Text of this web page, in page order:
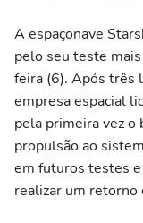
A espaçonave
pelo seu teste
feira (6). Após três
empresa espacial
pela primeira vez o
propulsão ao
em futuros testes
realizar um retorno